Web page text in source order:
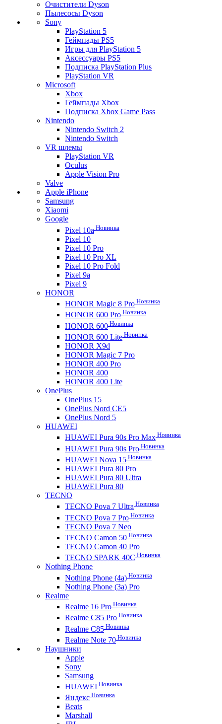
Очистители Dyson
Пылесосы Dyson
Sony
PlayStation 5
Геймпады PS5
Игры для PlayStation 5
Аксессуары PS5
Подписка PlayStation Plus
PlayStation VR
Microsoft
Xbox
Геймпады Xbox
Подписка Xbox Game Pass
Nintendo
Nintendo Switch 2
Nintendo Switch
VR шлемы
PlayStation VR
Oculus
Apple Vision Pro
Valve
Apple iPhone
Samsung
Xiaomi
Google
Pixel 10a Новинка
Pixel 10
Pixel 10 Pro
Pixel 10 Pro XL
Pixel 10 Pro Fold
Pixel 9a
Pixel 9
HONOR
HONOR Magic 8 Pro Новинка
HONOR 600 Pro Новинка
HONOR 600 Новинка
HONOR 600 Lite Новинка
HONOR X9d
HONOR Magic 7 Pro
HONOR 400 Pro
HONOR 400
HONOR 400 Lite
OnePlus
OnePlus 15
OnePlus Nord CE5
OnePlus Nord 5
HUAWEI
HUAWEI Pura 90s Pro Max Новинка
HUAWEI Pura 90s Pro Новинка
HUAWEI Nova 15 Новинка
HUAWEI Pura 80 Pro
HUAWEI Pura 80 Ultra
HUAWEI Pura 80
TECNO
TECNO Pova 7 Ultra Новинка
TECNO Pova 7 Pro Новинка
TECNO Pova 7 Neo
TECNO Camon 50 Новинка
TECNO Camon 40 Pro
TECNO SPARK 40C Новинка
Nothing Phone
Nothing Phone (4a) Новинка
Nothing Phone (3a) Pro
Realme
Realme 16 Pro Новинка
Realme C85 Pro Новинка
Realme C85 Новинка
Realme Note 70 Новинка
Наушники
Apple
Sony
Samsung
HUAWEI Новинка
Яндекс Новинка
Beats
Marshall